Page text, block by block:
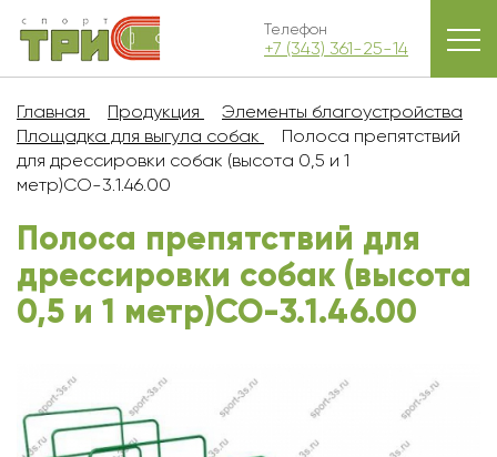
Телефон
+7 (343) 361-25-14
Главная Продукция
Элементы благоустройства
Площадка для выгула собак
Полоса препятствий
для дрессировки собак (высота 0,5 и 1
метр)СО-3.1.46.00
Полоса препятствий для
дрессировки собак (высота
0,5 и 1 метр)СО-3.1.46.00